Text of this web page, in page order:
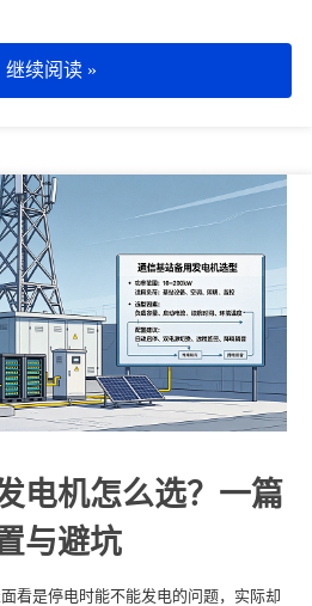
继续阅读 »
电机怎么选？一篇
与避坑
看是停电时能不能发电的问题，实际却